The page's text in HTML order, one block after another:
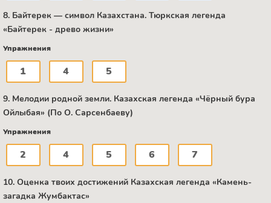
8. Байтерек — символ Казахстана. Тюркская легенда
«Байтерек - древо жизни»
Упражнения
1 4 5
9. Мелодии родной земли. Казахская легенда «Чёрный бура
Ойлыбая» (По О. Сарсенбаеву)
Упражнения
2 4 5 6 7
10. Оценка твоих достижений Казахская легенда «Камень-
загадка Жумбактас»